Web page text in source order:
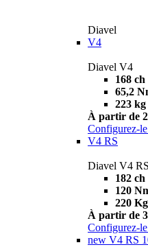
Diavel
V4
Diavel V4
168 ch
65,2
223 kg
À partir de
Configurez-le
V4 RS
Diavel V4 RS
182 ch
120
220 Kg
À partir de
Configurez-le
new V4 RS